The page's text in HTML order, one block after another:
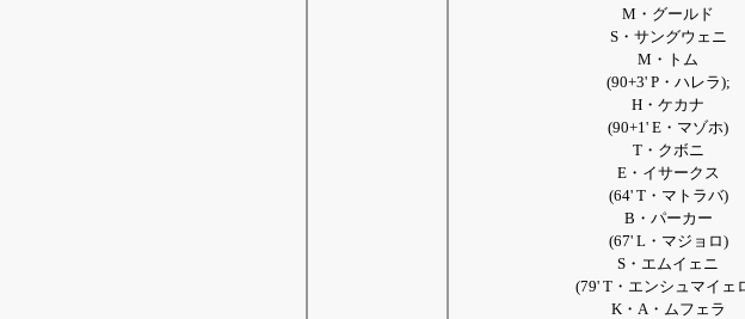
M・グールド
S・サングウェニ
M・トム
(90+3' P・ハレラ);
H・ケカナ
(90+1' E・マゾホ)
T・クボニ
E・イサークス
(64' T・マトラバ)
B・パーカー
(67' L・マジョロ)
S・エムイェニ
(79' T・エンシュマイェ
K・A・ムフェラ